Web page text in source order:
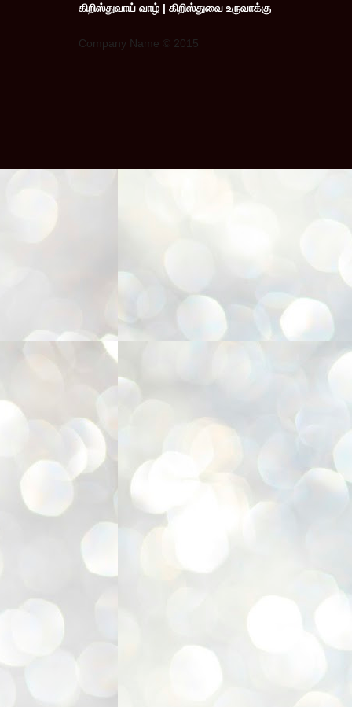
கிறிஸ்துவாய் வாழ் | கிறிஸ்துவை உருவாக்கு
Company Name © 2015